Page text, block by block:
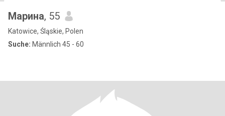
Марина, 55
Katowice, Śląskie, Polen
Suche: Männlich 45 - 60